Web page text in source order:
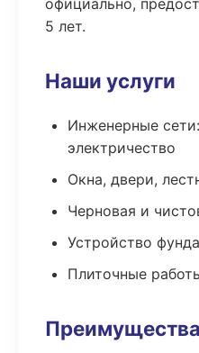
официально,
5 лет.
Наши услуги
Инженерные
электричество
Окна, двери,
Черновая и
Устройство
Плиточные